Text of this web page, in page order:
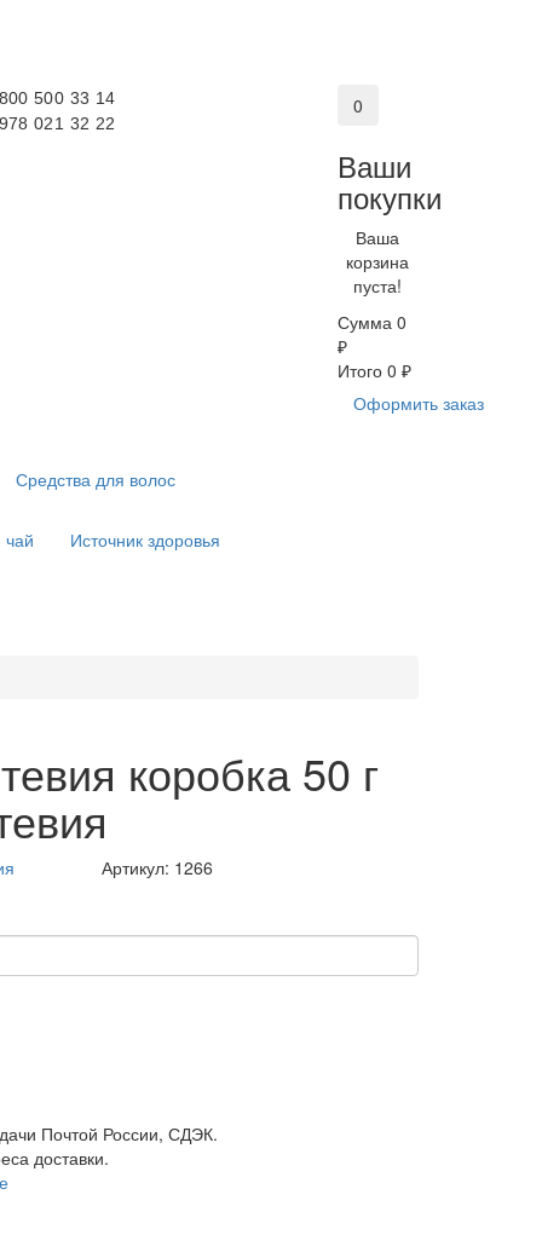
500 33 14
021 32 22
0
Ваши
покупки
Ваша
корзина
пуста!
Сумма 0
₽
Итого 0 ₽
Оформить заказ
Средства для волос
Источник здоровья
коробка 50 г
Артикул: 1266
Почтой России, СДЭК.
доставки.